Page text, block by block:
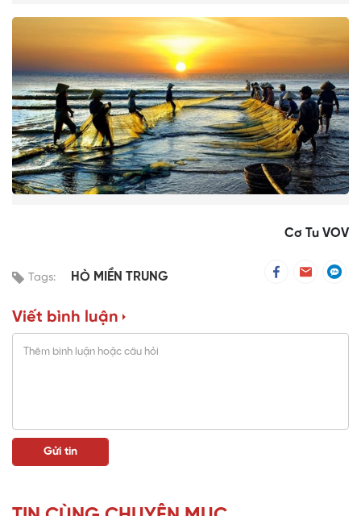
Cơ Tu VOV
Tags: HÒ MIỀN TRUNG
Viết bình luận